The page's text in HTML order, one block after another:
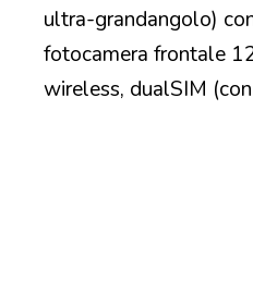
ultra-grandangolo)
fotocamera frontale
wireless, dualSIM